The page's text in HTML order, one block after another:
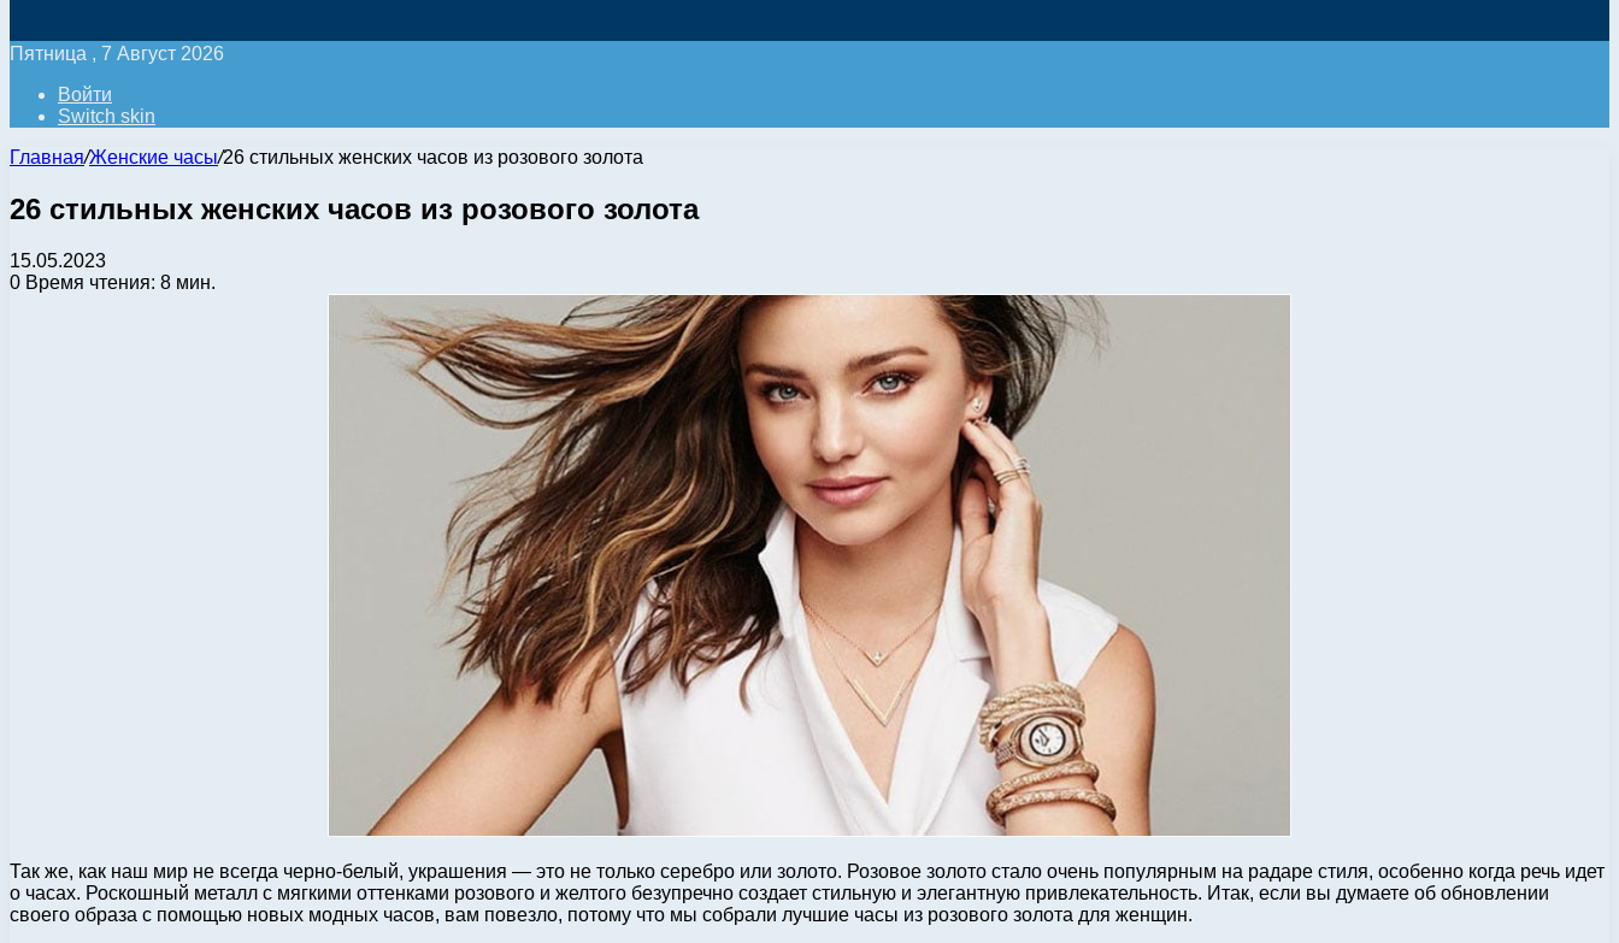
Пятница , 7 Август 2026
Войти
Switch skin
Главная/Женские часы/26 стильных женских часов из розового золота
26 стильных женских часов из розового золота
15.05.2023
0 Время чтения: 8 мин.
Так же, как наш мир не всегда черно-белый, украшения — это не только серебро или золото. Розовое золото стало очень популярным на радаре стиля, особенно когда речь идет
о часах. Роскошный металл с мягкими оттенками розового и желтого безупречно создает стильную и элегантную привлекательность. Итак, если вы думаете об обновлении
своего образа с помощью новых модных часов, вам повезло, потому что мы собрали лучшие часы из розового золота для женщин.